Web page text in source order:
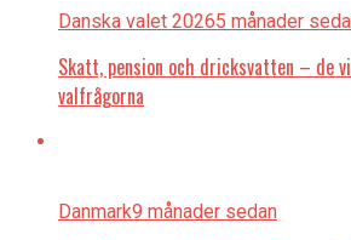
Danska valet 20265 månader
Skatt, pension och dricksvatten – de
valfrågorna
Danmark9 månader sedan